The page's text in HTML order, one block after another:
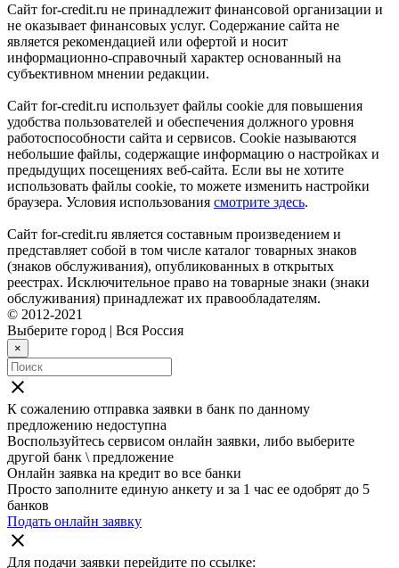
Сайт for-credit.ru не принадлежит финансовой организации и
не оказывает финансовых услуг. Содержание сайта не
является рекомендацией или офертой и носит
информационно-справочный характер основанный на
субъективном мнении редакции.
Сайт for-credit.ru использует файлы cookie для повышения
удобства пользователей и обеспечения должного уровня
работоспособности сайта и сервисов. Cookie называются
небольшие файлы, содержащие информацию о настройках и
предыдущих посещениях веб-сайта. Если вы не хотите
использовать файлы cookie, то можете изменить настройки
браузера. Условия использования смотрите здесь.
Сайт for-credit.ru является составным произведением и
представляет собой в том числе каталог товарных знаков
(знаков обслуживания), опубликованных в открытых
реестрах. Исключительное право на товарные знаки (знаки
обслуживания) принадлежат их правообладателям.
© 2012-2021
Выберите город | Вся Россия
×
close
К сожалению отправка заявки в банк по данному
предложению недоступна
Воспользуйтесь сервисом онлайн заявки, либо выберите
другой банк \ предложение
Онлайн заявка на кредит во все банки
Просто заполните единую анкету и за 1 час ее одобрят до 5
банков
Подать онлайн заявку
close
Для подачи заявки перейдите по ссылке: